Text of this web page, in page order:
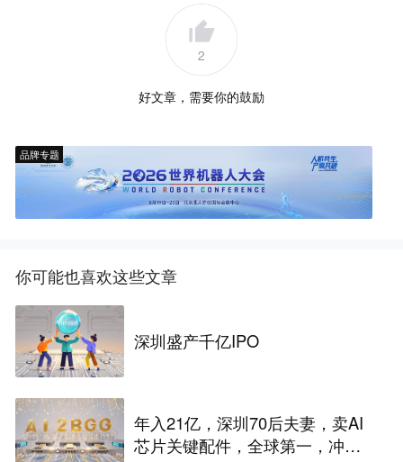
2
好文章，需要你的鼓励
品牌专题
你可能也喜欢这些文章
深圳盛产千亿IPO
年入21亿，深圳70后夫妻，卖AI
芯片关键配件，全球第一，冲刺